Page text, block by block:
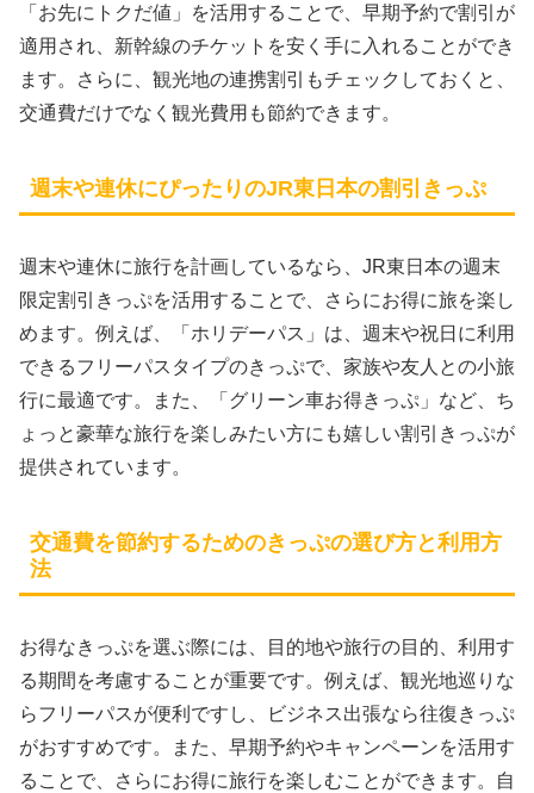
「お先にトクだ値」を活用することで、早期予約で割引が
適用され、新幹線のチケットを安く手に入れることができ
ます。さらに、観光地の連携割引もチェックしておくと、
交通費だけでなく観光費用も節約できます。
週末や連休にぴったりのJR東日本の割引きっぷ
週末や連休に旅行を計画しているなら、JR東日本の週末
限定割引きっぷを活用することで、さらにお得に旅を楽し
めます。例えば、「ホリデーパス」は、週末や祝日に利用
できるフリーパスタイプのきっぷで、家族や友人との小旅
行に最適です。また、「グリーン車お得きっぷ」など、ち
ょっと豪華な旅行を楽しみたい方にも嬉しい割引きっぷが
提供されています。
交通費を節約するためのきっぷの選び方と利用方
法
お得なきっぷを選ぶ際には、目的地や旅行の目的、利用す
る期間を考慮することが重要です。例えば、観光地巡りな
らフリーパスが便利ですし、ビジネス出張なら往復きっぷ
がおすすめです。また、早期予約やキャンペーンを活用す
ることで、さらにお得に旅行を楽しむことができます。自